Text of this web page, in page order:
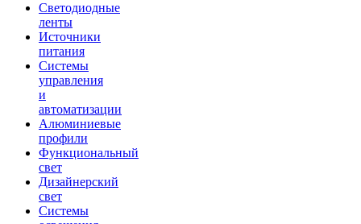
Светодиодные
ленты
Источники
питания
Системы
управления
и
автоматизации
Алюминиевые
профили
Функциональный
свет
Дизайнерский
свет
Системы